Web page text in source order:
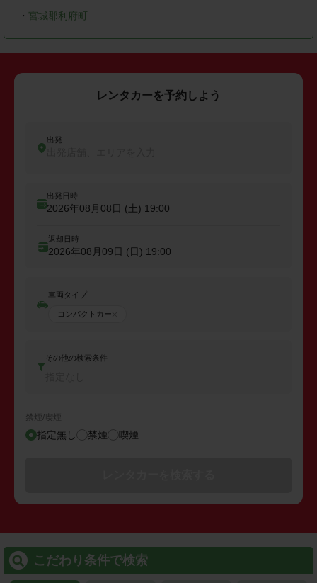
・ 宮城郡利府町
レンタカーを予約しよう
出発
出発日時
2026年08月08日 (土) 19:00
返却日時
2026年08月09日 (日) 19:00
車両タイプ
コンパクトカー
その他の検索条件
禁煙/喫煙
指定無し 禁煙 喫煙
こだわり条件で検索